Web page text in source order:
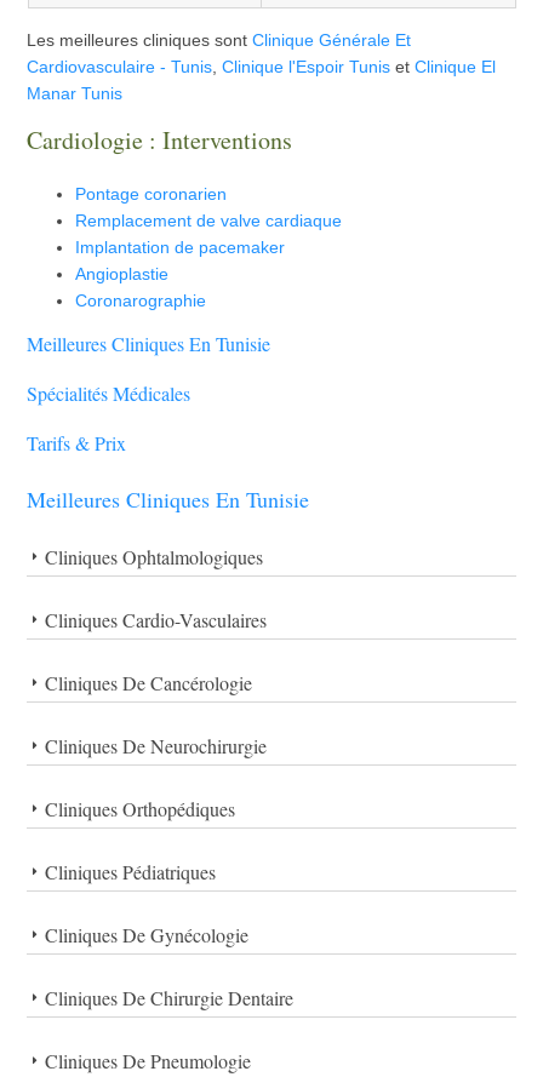
Les meilleures cliniques sontClinique Générale Et
Cardiovasculaire - Tunis,Clinique l'Espoir Tunis etClinique El
Manar Tunis
Cardiologie : Interventions
Pontage coronarien
Remplacement de valve cardiaque
Implantation de pacemaker
Angioplastie
Coronarographie
Meilleures Cliniques En Tunisie
Spécialités Médicales
Tarifs & Prix
Meilleures Cliniques En Tunisie
Cliniques Ophtalmologiques
Cliniques Cardio-Vasculaires
Cliniques De Cancérologie
Cliniques De Neurochirurgie
Cliniques Orthopédiques
Cliniques Pédiatriques
Cliniques De Gynécologie
Cliniques De Chirurgie Dentaire
Cliniques De Pneumologie